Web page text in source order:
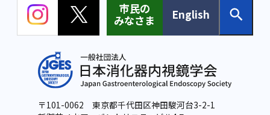
市民の
みなさま
English
〒101-0062 東京都千代田区神田駿河台3-2-1